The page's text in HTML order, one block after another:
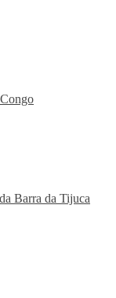
Barra da Tijuca